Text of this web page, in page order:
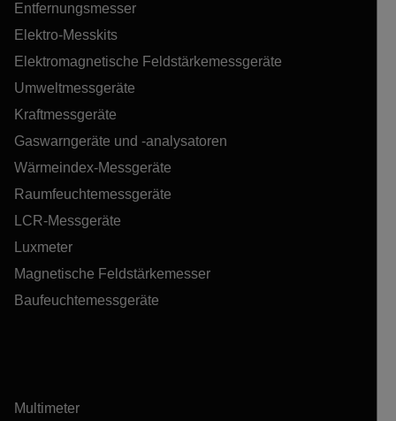
Entfernungsmesser
Elektro-Messkits
Elektromagnetische Feldstärkemessgeräte
Umweltmessgeräte
Kraftmessgeräte
Gaswarngeräte und -analysatoren
Wärmeindex-Messgeräte
Raumfeuchtemessgeräte
LCR-Messgeräte
Luxmeter
Magnetische Feldstärkemesser
Baufeuchtemessgeräte
Multimeter